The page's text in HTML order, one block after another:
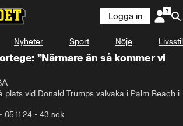
Logga in
Nyheter Sport Nöje Livsstil
”Närmare än så kommer vi
plats vid Donald Trumps valvaka i Palm Beach i
• 05.11.24 • 43 sek